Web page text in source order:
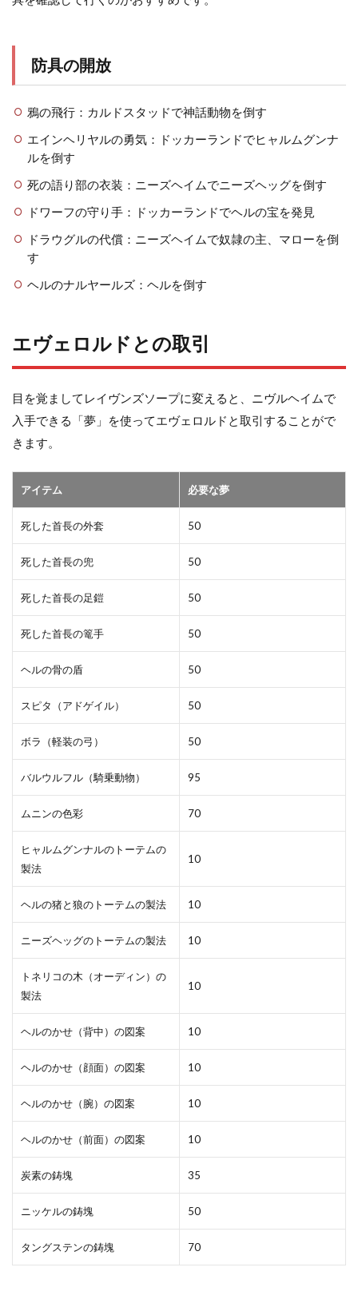
防具の開放
鴉の飛行：カルドスタッドで神話動物を倒す
エインヘリヤルの勇気：ドッカーランドでヒャルムグンナ
ルを倒す
死の語り部の衣装：ニーズヘイムでニーズヘッグを倒す
ドワーフの守り手：ドッカーランドでヘルの宝を発見
ドラウグルの代償：ニーズヘイムで奴隷の主、マローを倒
す
ヘルのナルヤールズ：ヘルを倒す
エヴェロルドとの取引
目を覚ましてレイヴンズソープに変えると、ニヴルヘイムで
入手できる「夢」を使ってエヴェロルドと取引することがで
きます。
アイテム 必要な夢
死した首長の外套 50
死した首長の兜 50
死した首長の足鎧 50
死した首長の篭手 50
ヘルの骨の盾 50
スピタ（アドゲイル） 50
ボラ（軽装の弓） 50
バルウルフル（騎乗動物） 95
ムニンの色彩 70
ヒャルムグンナルのトーテムの
製法
10
ヘルの猪と狼のトーテムの製法 10
ニーズヘッグのトーテムの製法 10
トネリコの木（オーディン）の
製法
10
ヘルのかせ（背中）の図案 10
ヘルのかせ（顔面）の図案 10
ヘルのかせ（腕）の図案 10
ヘルのかせ（前面）の図案 10
炭素の鋳塊 35
ニッケルの鋳塊 50
タングステンの鋳塊 70